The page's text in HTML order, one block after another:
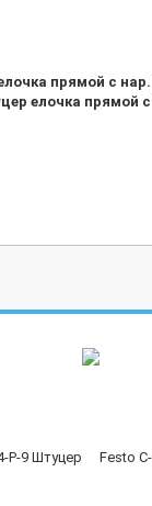
прямой с
елочка прямой